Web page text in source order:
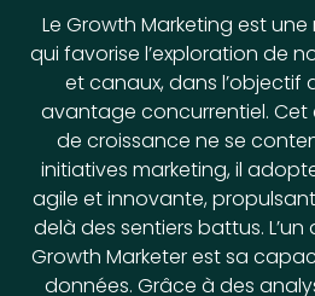
Le Growth Marketing est
qui favorise l’exploration de
et canaux, dans l’objectif
avantage concurrentiel. Cet
de croissance ne se
initiatives marketing, il
agile et innovante,
delà des sentiers battus.
Growth Marketer est sa
données. Grâce à des